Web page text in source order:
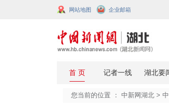
网站地图